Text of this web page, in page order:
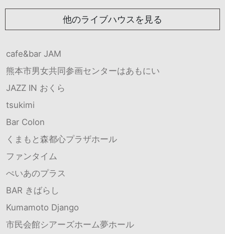
他のライブハウスを見る
cafe&bar JAM
熊本市男女共同参画センターはあもにい
JAZZ IN おくら
tsukimi
Bar Colon
くまもと森都心プラザホール
ファンタイム
ぺいあのプラス
BAR きばらし
Kumamoto Django
市民会館シアーズホーム夢ホール